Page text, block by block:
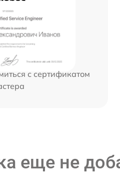
с сертификатом
еще не